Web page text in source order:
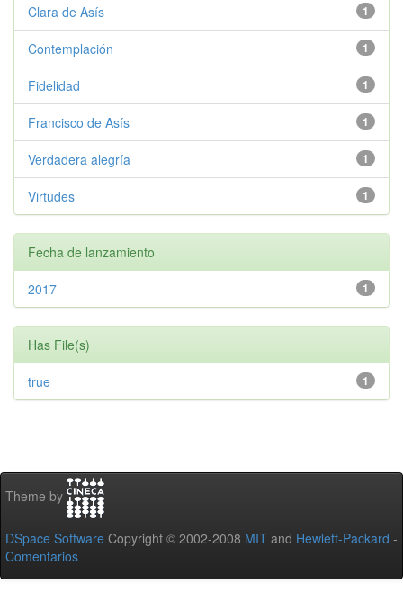
1
Clara de Asís
1
Contemplación
1
Fidelidad
1
Francisco de Asís
1
Verdadera alegría
1
Virtudes
Fecha de lanzamiento
1
2017
Has File(s)
1
true
Theme by
DSpace Software Copyright © 2002-2008 MIT and Hewlett-Packard -
Comentarios